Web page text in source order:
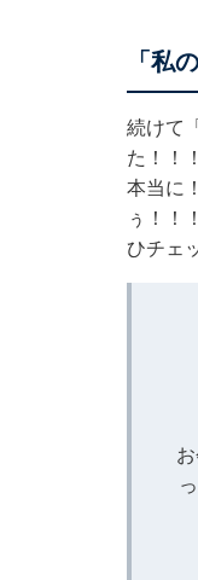
「私
続けて
た！！
本当に
ぅ！！
ひチェ